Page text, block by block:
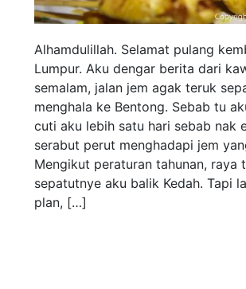
Alhamdulillah. Selamat pulang
Lumpur. Aku dengar berita dari
semalam, jalan jem agak teruk
menghala ke Bentong. Sebab tu
cuti aku lebih satu hari sebab nak
serabut perut menghadapi jem
Mengikut peraturan tahunan, raya
sepatutnye aku balik Kedah. Tapi
plan, […]